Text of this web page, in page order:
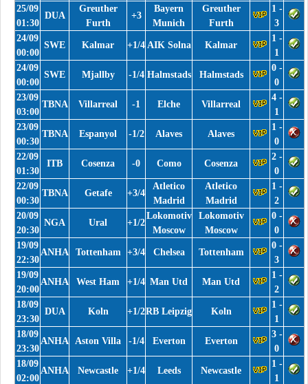
25/09
01:30
DUA
Greuther
Furth
+3
Bayern
Munich
Greuther
Furth
1 -
3
24/09
00:00
SWE Kalmar +1/4 AIK Solna Kalmar
1 -
1
24/09
00:00
SWE Mjallby -1/4 Halmstads Halmstads
0 -
0
23/09
03:00
TBNA Villarreal -1 Elche Villarreal
4 -
1
23/09
00:30
TBNA Espanyol -1/2 Alaves Alaves
1 -
0
22/09
01:30
ITB Cosenza -0 Como Cosenza
2 -
0
22/09
00:30
TBNA Getafe +3/4
Atletico
Madrid
Atletico
Madrid
1 -
2
20/09
20:30
NGA Ural +1/2
Lokomotiv
Moscow
Lokomotiv
Moscow
0 -
0
19/09
22:30
ANHA Tottenham +3/4 Chelsea Tottenham
0 -
3
19/09
20:00
ANHA West Ham +1/4 Man Utd Man Utd
1 -
2
18/09
23:30
DUA Koln +1/2RB Leipzig Koln
1 -
1
18/09
23:30
ANHA Aston Villa -1/4 Everton Everton
3 -
0
18/09
02:00
ANHA Newcastle +1/4 Leeds Newcastle
1 -
1